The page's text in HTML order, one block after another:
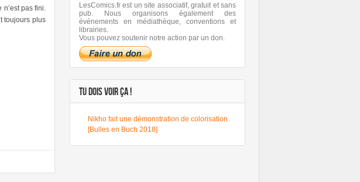
pas fini.
toujours plus
LesComics.fr est un site associatif, gratuit et sans
pub. Nous organisons également des
événements en médiathèque, conventions et
librairies.
Vous pouvez soutenir notre action par un don.
TU DOIS VOIR ÇA !
Nikho fait une démonstration de colorisation
[Bulles en Buch 2018]